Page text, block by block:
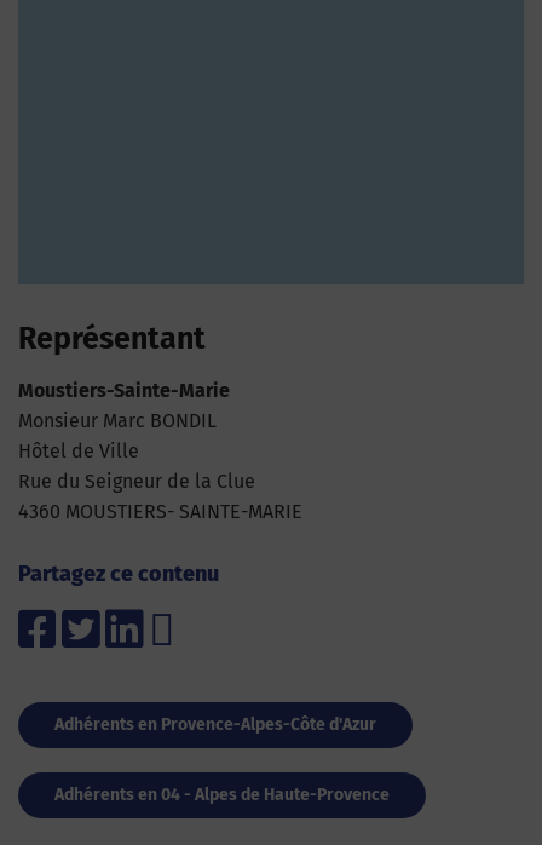
Représentant
Moustiers-Sainte-Marie
Monsieur Marc BONDIL
Hôtel de Ville
Rue du Seigneur de la Clue
4360 MOUSTIERS- SAINTE-MARIE
Partagez ce contenu
Adhérents en Provence-Alpes-Côte d'Azur
Adhérents en 04 - Alpes de Haute-Provence